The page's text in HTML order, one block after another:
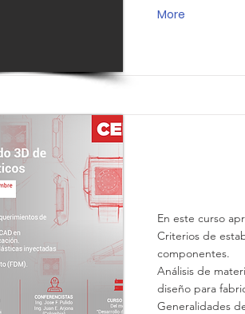
More
En este curso
Criterios de
componentes.
Análisis de
diseño para
Generalidades